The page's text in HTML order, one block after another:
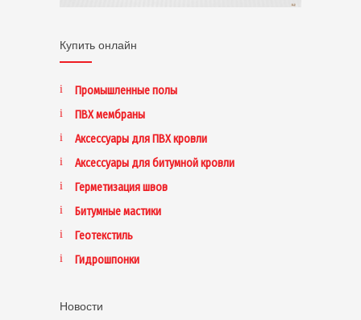
Купить онлайн
Промышленные полы
ПВХ мембраны
Аксессуары для ПВХ кровли
Аксессуары для битумной кровли
Герметизация швов
Битумные мастики
Геотекстиль
Гидрошпонки
Новости